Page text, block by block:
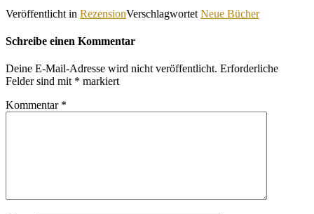
Veröffentlicht in RezensionVerschlagwortet Neue Bücher
Schreibe einen Kommentar
Deine E-Mail-Adresse wird nicht veröffentlicht. Erforderliche
Felder sind mit * markiert
Kommentar *